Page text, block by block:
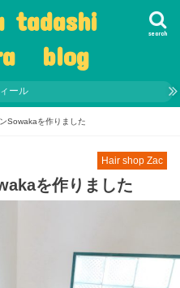
tadashi
blog
search
ール
Sowakaを作りました
Hair shop Zac
を作りました